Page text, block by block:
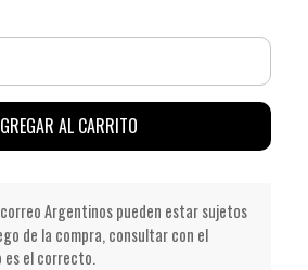
AL CARRITO
Argentinos pueden estar sujetos
de la compra, consultar con el
es el correcto.